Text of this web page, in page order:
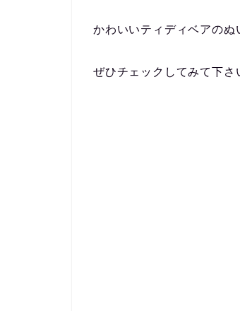
かわいいティディベアのぬ
ぜひチェックしてみて下さ